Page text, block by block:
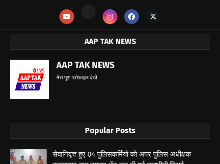
AAP TAK NEWS
AAP TAK NEWS
मेरा पूरा प्रोफ़ाइल देखें
Popular Posts
सेवानिवृत्त हुए 04 पुलिसकर्मियों को अपर पुलिस अधीक्षक